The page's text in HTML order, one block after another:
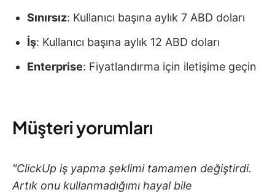
Sınırsız: Kullanıcı başına aylık 7 ABD doları
İş: Kullanıcı başına aylık 12 ABD doları
Enterprise: Fiyatlandırma için iletişime geçin
Müşteri yorumları
"ClickUp iş yapma şeklimi tamamen değiştirdi.
Artık onu kullanmadığımı hayal bile